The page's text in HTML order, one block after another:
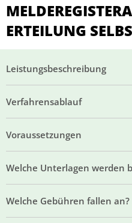
ERTEILUNG
Leistungsbeschreibung
Verfahrensablauf
Voraussetzungen
Welche Unterlagen werden
Welche Gebühren fallen an?